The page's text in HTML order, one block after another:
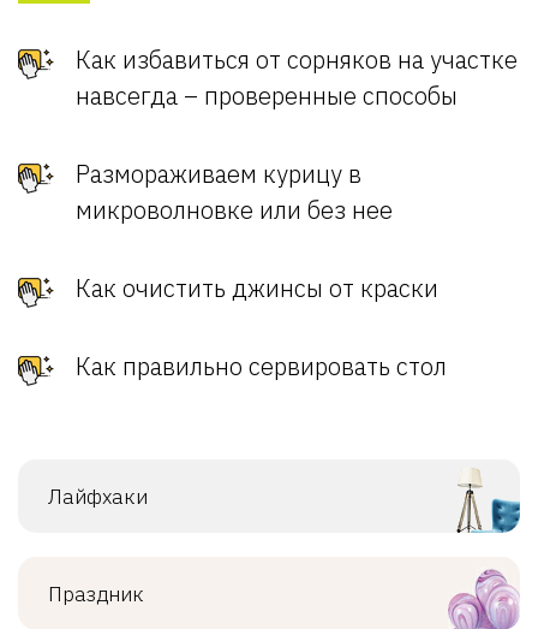
Как избавиться от сорняков на участке
навсегда – проверенные способы
Размораживаем курицу в
микроволновке или без нее
Как очистить джинсы от краски
Как правильно сервировать стол
Лайфхаки
Праздник